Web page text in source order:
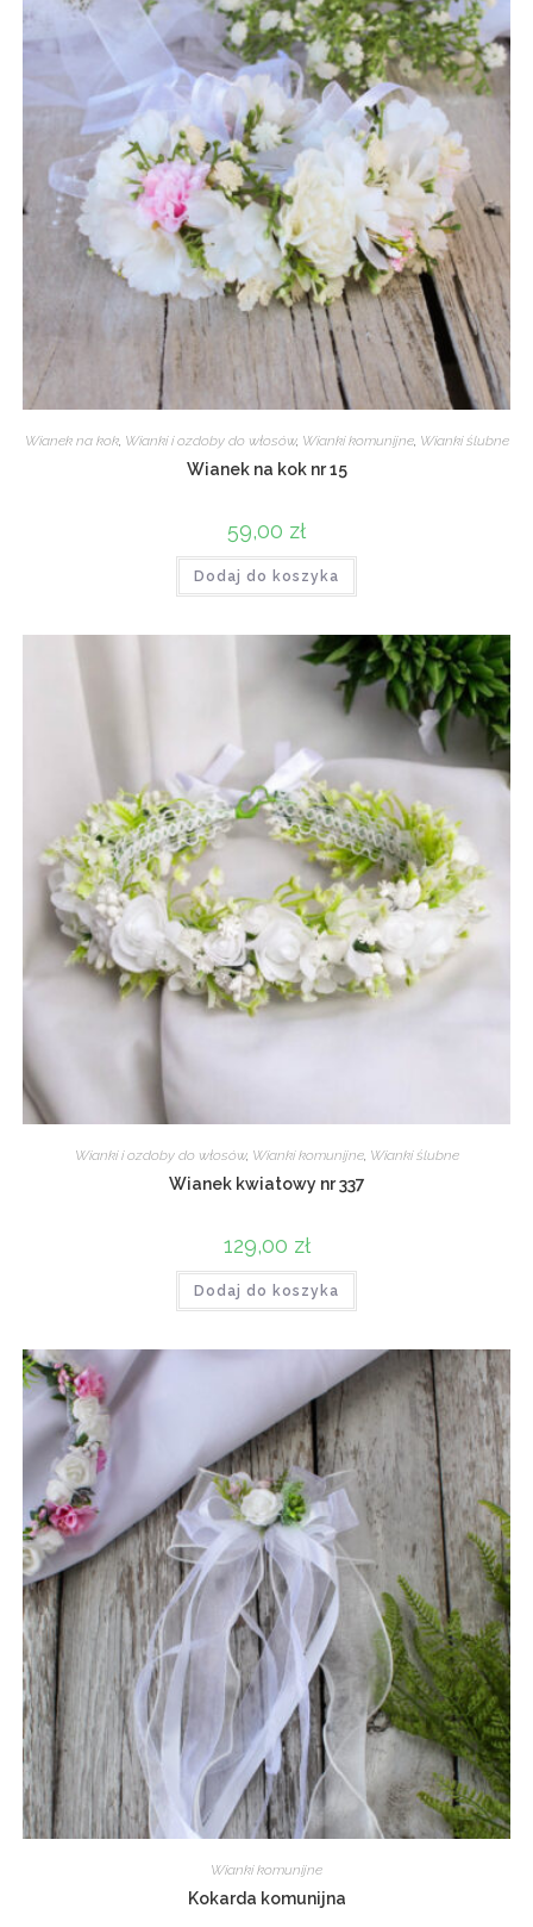
Wianek na kok, Wianki i ozdoby do włosów, Wianki komunijne, Wianki ślubne
Wianek na kok nr 15
59,00 zł
Dodaj do koszyka
Wianki i ozdoby do włosów, Wianki komunijne, Wianki ślubne
Wianek kwiatowy nr 337
129,00 zł
Dodaj do koszyka
Wianki komunijne
Kokarda komunijna